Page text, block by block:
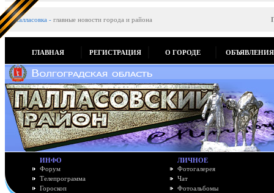
Палласовка - главные новости города и района
ГЛАВНАЯ РЕГИСТРАЦИЯ О ГОРОДЕ ОБЪЯВЛЕНИЯ
ИНФО
Форум
Телепрограмма
Гороскоп
ЛИЧНОЕ
Фотогалерея
Чат
Фотоальбомы